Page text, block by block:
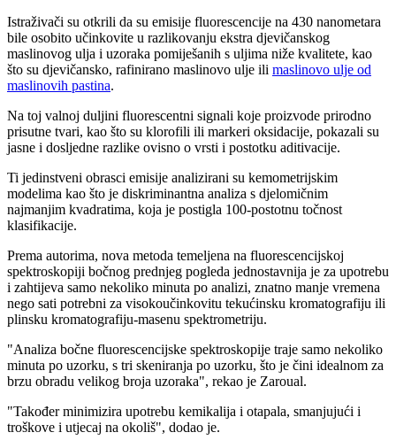
Istraživači su otkrili da su emisije fluorescencije na 430 nanometara
bile osobito učinkovite u razlikovanju ekstra djevičanskog
maslinovog ulja i uzoraka pomiješanih s uljima niže kvalitete, kao
što su djevičansko, rafinirano maslinovo ulje ili maslinovo ulje od
maslinovih pastina.
Na toj valnoj duljini fluorescentni signali koje proizvode prirodno
prisutne tvari, kao što su klorofili ili markeri oksidacije, pokazali su
jasne i dosljedne razlike ovisno o vrsti i postotku aditivacije.
Ti jedinstveni obrasci emisije analizirani su kemometrijskim
modelima kao što je diskriminantna analiza s djelomičnim
najmanjim kvadratima, koja je postigla 100-postotnu točnost
klasifikacije.
Prema autorima, nova metoda temeljena na fluorescencijskoj
spektroskopiji bočnog prednjeg pogleda jednostavnija je za upotrebu
i zahtijeva samo nekoliko minuta po analizi, znatno manje vremena
nego sati potrebni za visokoučinkovitu tekućinsku kromatografiju ili
plinsku kromatografiju-masenu spektrometriju.
"Analiza bočne fluorescencijske spektroskopije traje samo nekoliko
minuta po uzorku, s tri skeniranja po uzorku, što je čini idealnom za
brzu obradu velikog broja uzoraka", rekao je Zaroual.
"Također minimizira upotrebu kemikalija i otapala, smanjujući i
troškove i utjecaj na okoliš", dodao je.